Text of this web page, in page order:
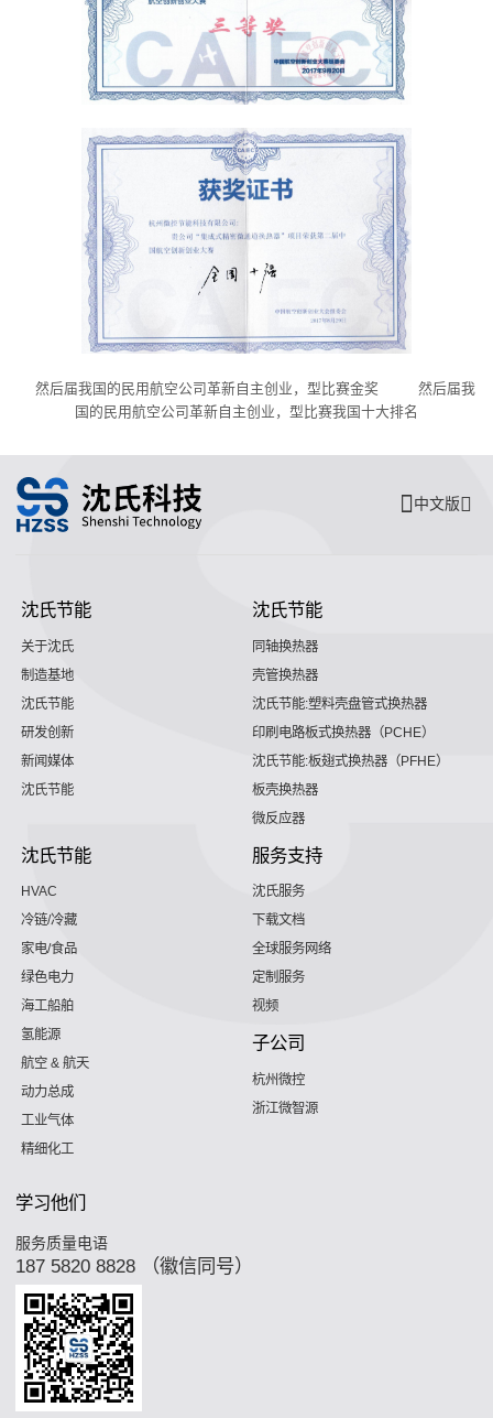
然后届我国的民用航空公司革新自主创业，型比赛金奖 然后届我
国的民用航空公司革新自主创业，型比赛我国十大排名
中文版
沈氏节能
关于沈氏
制造基地
沈氏节能
研发创新
新闻媒体
沈氏节能
沈氏节能
同轴换热器
壳管换热器
沈氏节能:塑料壳盘管式换热器
印刷电路板式换热器（PCHE）
沈氏节能:板翅式换热器（PFHE）
板壳换热器
微反应器
沈氏节能
HVAC
冷链/冷藏
家电/食品
绿色电力
海工船舶
氢能源
航空 & 航天
动力总成
工业气体
精细化工
服务支持
沈氏服务
下载文档
全球服务网络
定制服务
视频
子公司
杭州微控
浙江微智源
学习他们
服务质量电语
187 5820 8828 （徽信同号）